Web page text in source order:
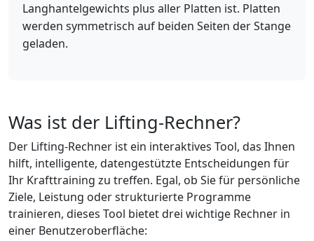
Langhantelgewichts plus aller Platten ist. Platten
werden symmetrisch auf beiden Seiten der Stange
geladen.
Was ist der Lifting-Rechner?
Der Lifting-Rechner ist ein interaktives Tool, das Ihnen
hilft, intelligente, datengestützte Entscheidungen für
Ihr Krafttraining zu treffen. Egal, ob Sie für persönliche
Ziele, Leistung oder strukturierte Programme
trainieren, dieses Tool bietet drei wichtige Rechner in
einer Benutzeroberfläche: